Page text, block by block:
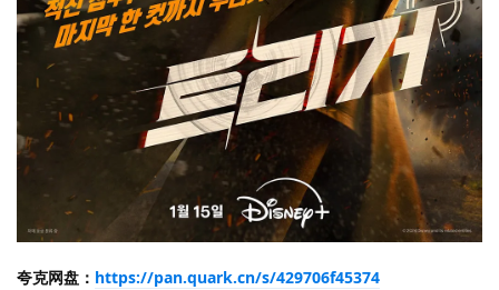
夸克网盘： https://pan.quark.cn/s/429706f45374